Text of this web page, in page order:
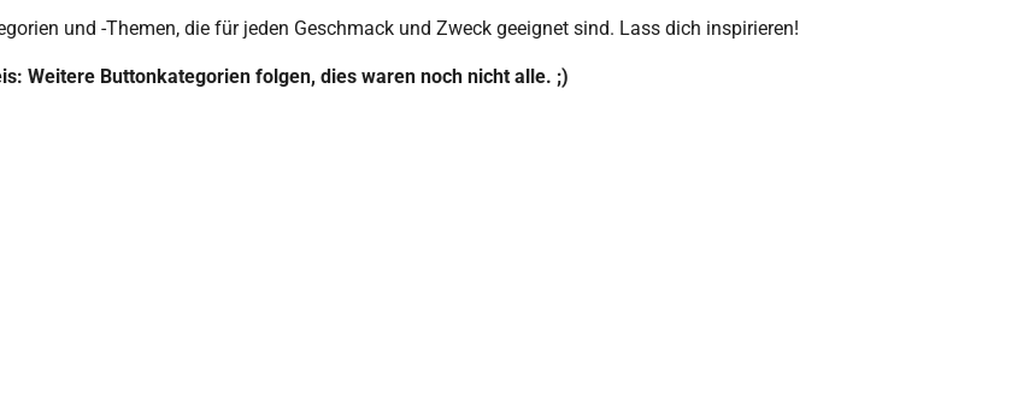
und -Themen, die für jeden Geschmack und Zweck geeignet sind. Lass dich inspirieren!
Weitere Buttonkategorien folgen, dies waren noch nicht alle. ;)